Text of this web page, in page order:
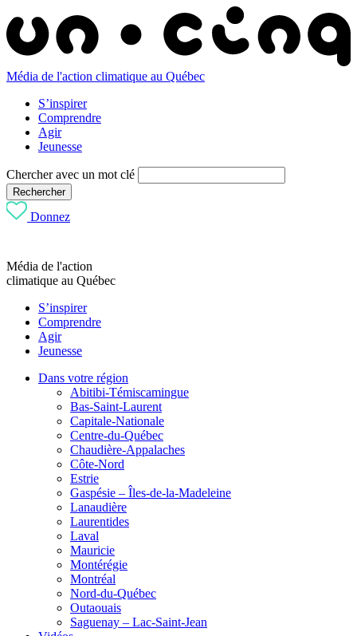
Média de l'action climatique au Québec
S’inspirer
Comprendre
Agir
Jeunesse
Chercher avec un mot clé
Rechercher
Donnez
Média de l'action
climatique au Québec
S’inspirer
Comprendre
Agir
Jeunesse
Dans votre région
Abitibi-Témiscamingue
Bas-Saint-Laurent
Capitale-Nationale
Centre-du-Québec
Chaudière-Appalaches
Côte-Nord
Estrie
Gaspésie – Îles-de-la-Madeleine
Lanaudière
Laurentides
Laval
Mauricie
Montérégie
Montréal
Nord-du-Québec
Outaouais
Saguenay – Lac-Saint-Jean